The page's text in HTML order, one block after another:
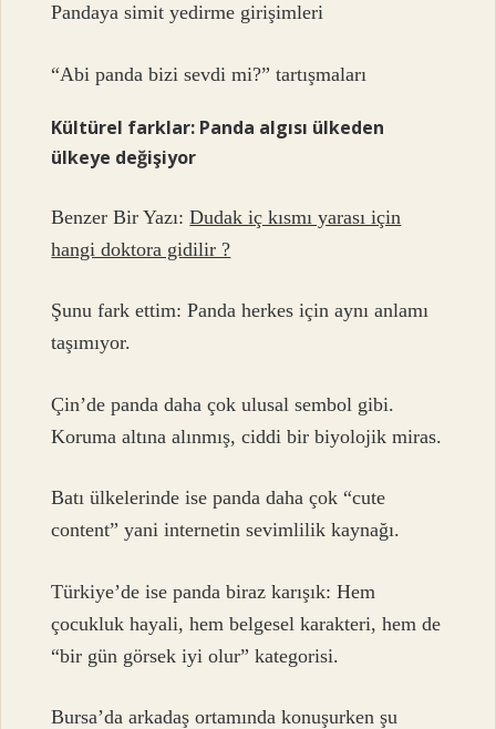
Pandaya simit yedirme girişimleri
“Abi panda bizi sevdi mi?” tartışmaları
Kültürel farklar: Panda algısı ülkeden
ülkeye değişiyor
Benzer Bir Yazı:Dudak iç kısmı yarası için
hangi doktora gidilir ?
Şunu fark ettim: Panda herkes için aynı anlamı
taşımıyor.
Çin’de panda daha çok ulusal sembol gibi.
Koruma altına alınmış, ciddi bir biyolojik miras.
Batı ülkelerinde ise panda daha çok “cute
content” yani internetin sevimlilik kaynağı.
Türkiye’de ise panda biraz karışık: Hem
çocukluk hayali, hem belgesel karakteri, hem de
“bir gün görsek iyi olur” kategorisi.
Bursa’da arkadaş ortamında konuşurken şu